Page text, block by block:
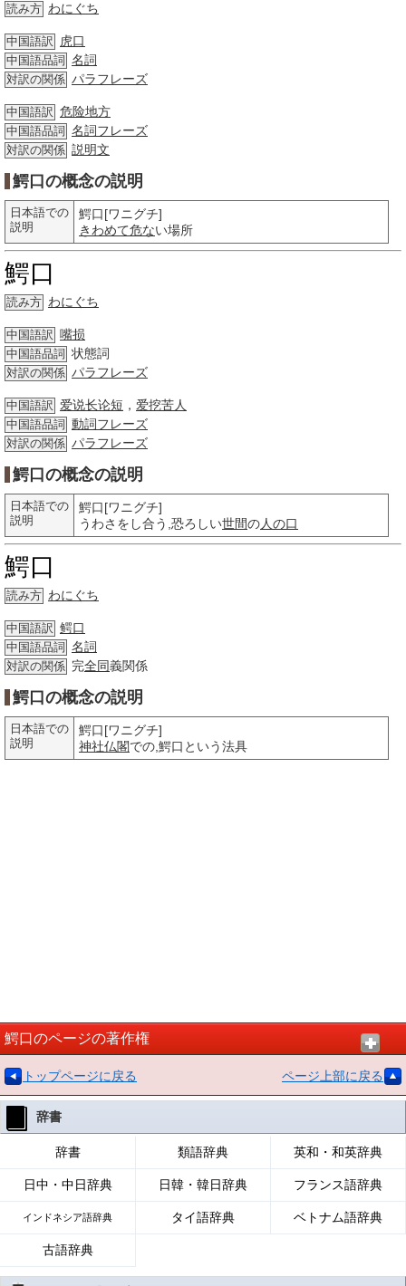
読み方 わにぐち
中国語訳 虎口
中国語品詞 名詞
対訳の関係 パラフレーズ
中国語訳 危险地方
中国語品詞 名詞フレーズ
対訳の関係 説明文
鰐口の概念の説明
日本語での
説明
鰐口[ワニグチ]
きわめて危ない場所
鰐口
読み方 わにぐち
中国語訳 嘴损
中国語品詞 状態詞
対訳の関係 パラフレーズ
中国語訳 爱说长论短 ， 爱挖苦人
中国語品詞 動詞フレーズ
対訳の関係 パラフレーズ
鰐口の概念の説明
日本語での
説明
鰐口[ワニグチ]
うわさをし合う,恐ろしい世間の人の口
鰐口
読み方 わにぐち
中国語訳 鳄口
中国語品詞 名詞
対訳の関係 完全同義関係
鰐口の概念の説明
日本語での
説明
鰐口[ワニグチ]
神社仏閣での,鰐口という法具
鰐口のページの著作権
トップページに戻る ページ上部に戻る
辞書
辞書 類語辞典 英和・和英辞典
日中・中日辞典 日韓・韓日辞典 フランス語辞典
インドネシア語辞典 タイ語辞典 ベトナム語辞典
古語辞典